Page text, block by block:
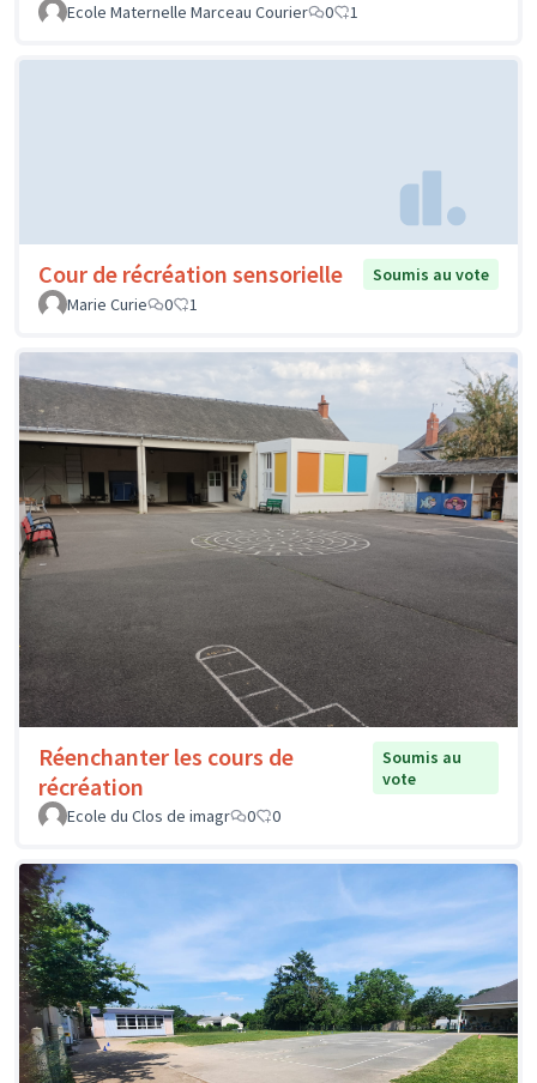
Ecole Maternelle Marceau Courier
0 1
Cour de récréation sensorielle
Soumis au vote
Marie Curie
0 1
Réenchanter les cours de
récréation
Soumis au
vote
Ecole du Clos de imagr
0 0